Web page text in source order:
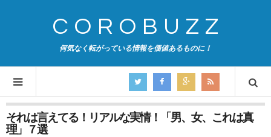
COROBUZZ
何気なく転がっている情報を価値あるものに！
それは言えてる！リアルな実情！「男、女、これは真
理」７選